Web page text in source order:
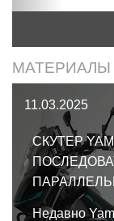
11.03.2025
СКУТЕР
Недавно